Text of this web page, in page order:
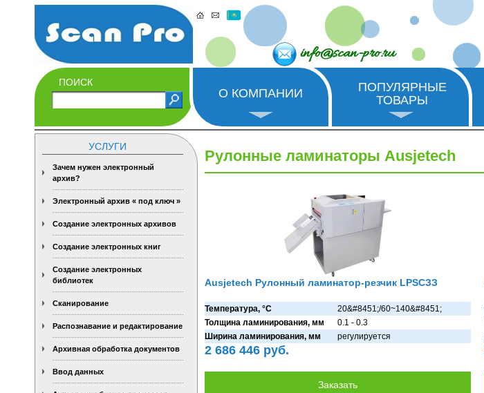
info@scan-pro.ru
ПОИСК
О КОМПАНИИ
ПОПУЛЯРНЫЕ
ТОВАРЫ
УСЛУГИ
Зачем нужен электронный
архив?
Электронный архив « под ключ »
Создание электронных архивов
Создание электронных книг
Создание электронных
библиотек
Сканирование
Распознавание и редактирование
Архивная обработка документов
Ввод данных
Рулонные ламинаторы Ausjetech
Ausjetech Рулонный ламинатор-резчик LРSСЗЗ
Температура, °C
20&#8451;/60~140&#8451;
Толщина ламинирования, мм
0.1 - 0.3
Ширина ламинирования, мм
регулируется
2 686 446 руб.